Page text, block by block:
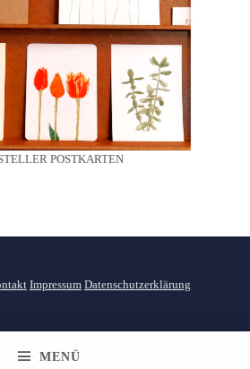
MENÜ
POSTKARTEN
Impressum Datenschutzerklärung